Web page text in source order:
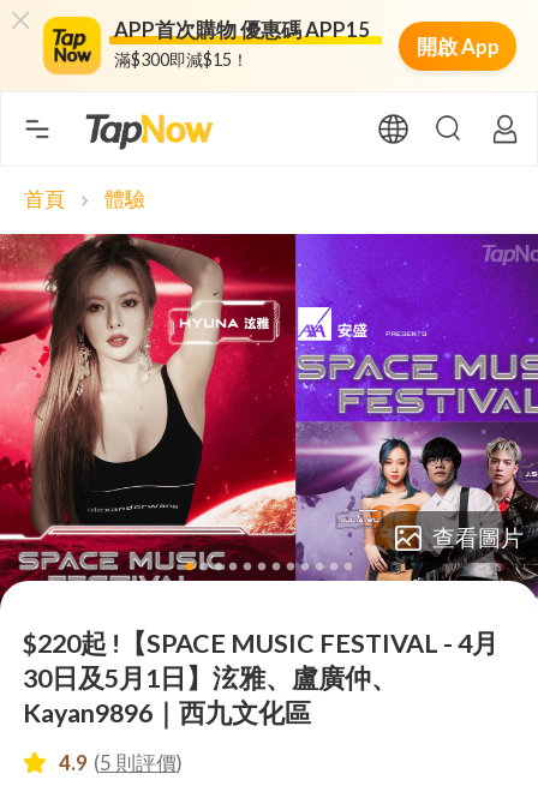
APP首次購物 優惠碼 APP15
滿$300即減$15！
開啟 App
首頁 chevron_right 體驗
lens lens lens lens lens lens lens lens lens lens lens lens
查看圖片
$220起 !【SPACE MUSIC FESTIVAL - 4月
30日及5月1日】泫雅、盧廣仲、
Kayan9896｜西九文化區
4.9 (5 則評價)